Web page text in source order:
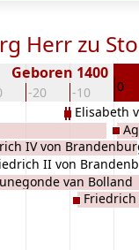
Herr zu
-20 -10 0
Geboren 1400
IV von
II von
van Bolland
Elisabeth